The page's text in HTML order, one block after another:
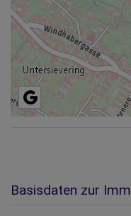
Basisdaten zur